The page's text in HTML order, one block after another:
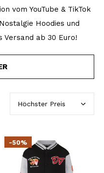
vom YouTube & TikTok
Hoodies und
Versand ab 30 Euro!
-50%